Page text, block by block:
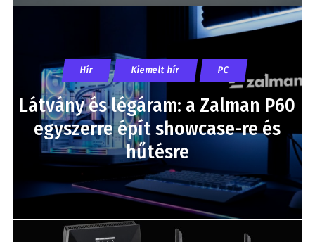
Hír Kiemelt hír PC
Látvány és légáram: a Zalman P60
egyszerre épít showcase-re és
hűtésre